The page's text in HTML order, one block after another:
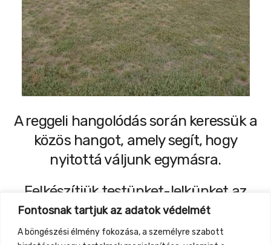
Fontosnak tartjuk az adatok védelmét
A böngészési élmény fokozása, a személyre szabott
A reggeli hangolódás során keressük a
közös hangot, amely segít, hogy
nyitottá váljunk egymásra.
Felkészítjük testünket-lelkünket az
egész napos befogadásra,
önismeretre, gyógyulásra.